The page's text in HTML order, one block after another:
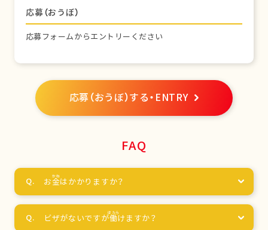
応募（おうぼ）
応募フォームからエントリーください
応募（おうぼ）する・ENTRY
FAQ
お金はかかりますか？
ビザがないですが働けますか？